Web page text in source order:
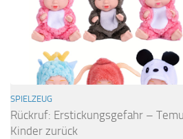
SPIELZEUG
Rückruf: Erstickungsgefahr –
Kinder zurück